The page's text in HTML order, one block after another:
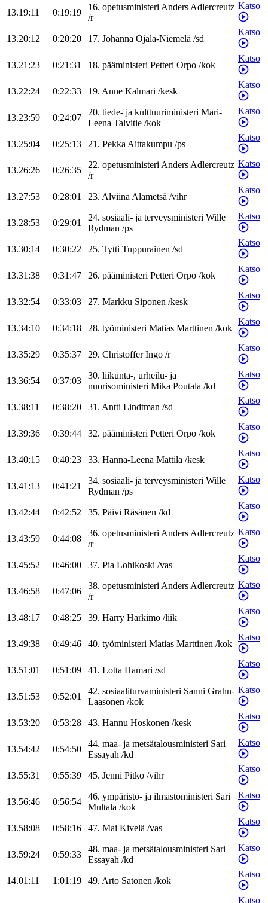
13.19:11 0:19:19
16. opetusministeriAndersAdlercreutz
/r
Katso
13.20:12 0:20:20 17. Johanna Ojala-Niemelä /sd
Katso
13.21:23 0:21:31 18. pääministeri Petteri Orpo /kok
Katso
13.22:24 0:22:33 19. Anne Kalmari /kesk
Katso
13.23:59 0:24:07
20. tiede- ja kulttuuriministeri Mari-
Leena Talvitie /kok
Katso
13.25:04 0:25:13 21. PekkaAittakumpu /ps
Katso
13.26:26 0:26:35
22. opetusministeriAndersAdlercreutz
/r
Katso
13.27:53 0:28:01 23. AlviinaAlametsä /vihr
Katso
13.28:53 0:29:01
24. sosiaali- ja terveysministeri Wille
Rydman /ps
Katso
13.30:14 0:30:22 25. Tytti Tuppurainen /sd
Katso
13.31:38 0:31:47 26. pääministeri Petteri Orpo /kok
Katso
13.32:54 0:33:03 27. Markku Siponen /kesk
Katso
13.34:10 0:34:18 28. työministeri Matias Marttinen /kok
Katso
13.35:29 0:35:37 29. Christoffer Ingo /r
Katso
13.36:54 0:37:03
30. liikunta-, urheilu- ja
nuorisoministeri Mika Poutala /kd
Katso
13.38:11 0:38:20 31. Antti Lindtman /sd
Katso
13.39:36 0:39:44 32. pääministeri Petteri Orpo /kok
Katso
13.40:15 0:40:23 33. Hanna-Leena Mattila /kesk
Katso
13.41:13 0:41:21
34. sosiaali- ja terveysministeri Wille
Rydman /ps
Katso
13.42:44 0:42:52 35. Päivi Räsänen /kd
Katso
13.43:59 0:44:08
36. opetusministeriAndersAdlercreutz
/r
Katso
13.45:52 0:46:00 37. Pia Lohikoski /vas
Katso
13.46:58 0:47:06
38. opetusministeriAndersAdlercreutz
/r
Katso
13.48:17 0:48:25 39. Harry Harkimo /liik
Katso
13.49:38 0:49:46 40. työministeri Matias Marttinen /kok
Katso
13.51:01 0:51:09 41. Lotta Hamari /sd
Katso
13.51:53 0:52:01
42. sosiaaliturvaministeri Sanni Grahn-
Laasonen /kok
Katso
13.53:20 0:53:28 43. Hannu Hoskonen /kesk
Katso
13.54:42 0:54:50
44. maa- ja metsätalousministeri Sari
Essayah /kd
Katso
13.55:31 0:55:39 45. Jenni Pitko /vihr
Katso
13.56:46 0:56:54
46. ympäristö- ja ilmastoministeri Sari
Multala /kok
Katso
13.58:08 0:58:16 47. Mai Kivelä /vas
Katso
13.59:24 0:59:33
48. maa- ja metsätalousministeri Sari
Essayah /kd
Katso
14.01:11 1:01:19 49. Arto Satonen /kok
Katso
Katso